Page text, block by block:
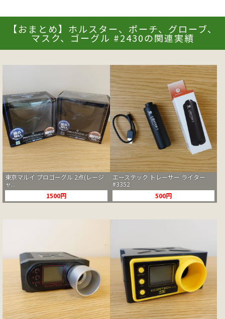
【おまとめ】ホルスター、ポーチ、グローブ、
マスク、ゴーグル #2430の関連実績
東京マルイ プロゴーグル 2点(レージ
ャ...
1500円
エーステック トレーサー ライター
#3352
500円